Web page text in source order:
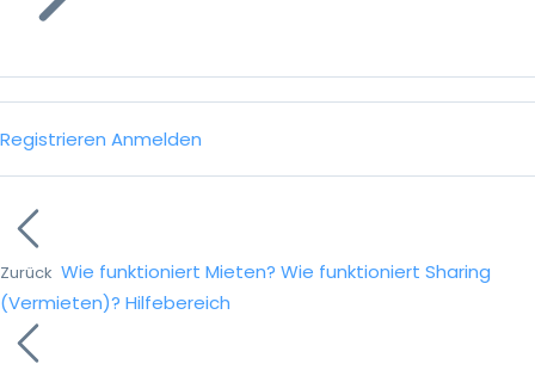
Registrieren Anmelden
Zurück Wie funktioniert Mieten? Wie funktioniert Sharing
(Vermieten)? Hilfebereich